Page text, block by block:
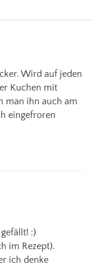
Wird auf jeden
Kuchen mit
man ihn auch am
eingefroren
:)
im Rezept).
ich denke